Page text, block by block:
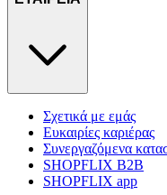
Σχετικά με εμάς
Ευκαιρίες καριέρας
Συνεργαζόμενα
SHOPFLIX B2B
SHOPFLIX app